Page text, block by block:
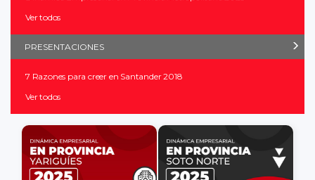
Ver todos
PRESENTACIONES
7 Razones para creer en Santander 2018
Ver todos